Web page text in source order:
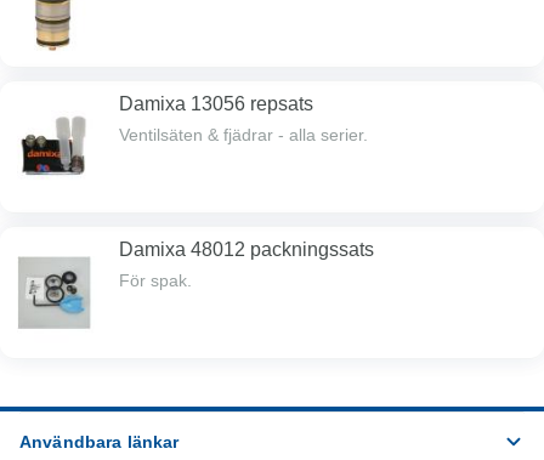
Damixa 13056 repsats
Ventilsäten & fjädrar - alla serier.
Damixa 48012 packningssats
För spak.
Användbara länkar